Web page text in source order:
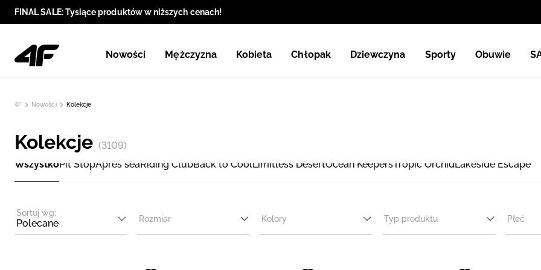
FINAL SALE: Tysiące produktów w niższych cenach!
Nowości Mężczyzna Kobieta Chłopak Dziewczyna Sporty Obuwie
4F Nowości Kolekcje
Kolekcje (3109)
WszystkoPit StopApres seaRiding ClubBack to CoolLimitless DesertOcean Keepers Tropic OrchidLakeside Escape
Sortuj wg:
Polecane Rozmiar Kolory Typ produktu Płeć